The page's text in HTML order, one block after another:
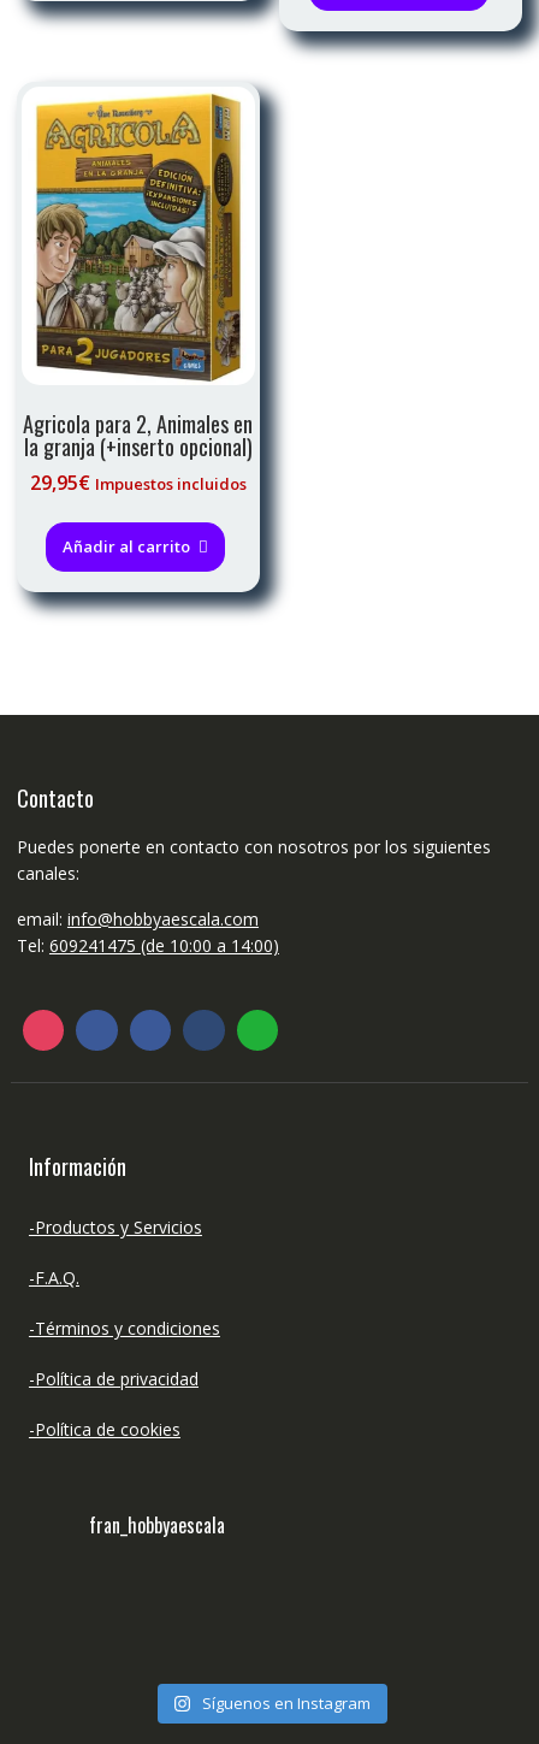
Agricola para 2, Animales en
la granja (+inserto opcional)
29,95€ Impuestos incluidos
Añadir al carrito
Contacto
Puedes ponerte en contacto con nosotros por los siguientes
canales:
email: info@hobbyaescala.com
Tel: 609241475 (de 10:00 a 14:00)
Información
-Productos y Servicios
-F.A.Q.
-Términos y condiciones
-Política de privacidad
-Política de cookies
fran_hobbyaescala
Síguenos en Instagram